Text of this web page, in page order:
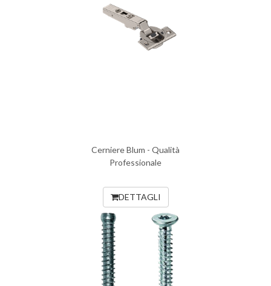
Cerniere Blum - Qualità
Professionale
DETTAGLI